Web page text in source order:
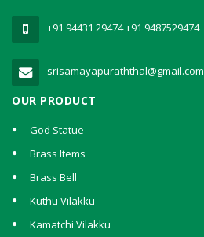
+91 94431 29474+91 9487529474
srisamayapuraththal@gmail.com
OUR PRODUCT
God Statue
Brass Items
Brass Bell
Kuthu Vilakku
Kamatchi Vilakku